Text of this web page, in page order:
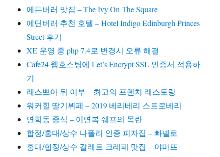
에든버러 맛집 – The Ivy On The Square
에딘버러 추천 호텔 – Hotel Indigo Edinburgh Princes
Street 후기
XE 운영 중 php 7.4로 변경시 오류 해결
Cafe24 웹호스팅에 Let’s Encrypt SSL 인증서 적용하
기
레스쁘아 뒤 이부 – 최고의 프렌치 레스토랑
워커힐 딸기뷔페 – 2019 베리베리 스트로베리
연희동 중식 – 이연복 쉐프의 목란
합정/홍대/상수 나폴리 인증 피자집 – 빠넬로
홍대/합정/상수 갈레트 크레페 맛집 – 야마뜨